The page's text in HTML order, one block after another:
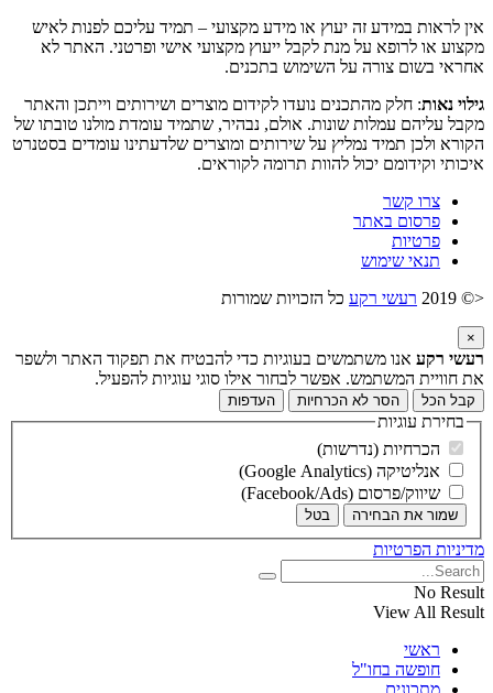
אין לראות במידע זה יעוץ או מידע מקצועי – תמיד עליכם לפנות לאיש
מקצוע או לרופא על מנת לקבל ייעוץ מקצועי אישי ופרטני. האתר לא
אחראי בשום צורה על השימוש בתכנים.
גילוי נאות: חלק מהתכנים נועדו לקידום מוצרים ושירותים וייתכן והאתר
מקבל עליהם עמלות שונות. אולם, נבהיר, שתמיד עומדת מולנו טובתו של
הקורא ולכן תמיד נמליץ על שירותים ומוצרים שלדעתינו עומדים בסטנרט
איכותי וקידומם יכול להוות תרומה לקוראים.
צרו קשר
פרסום באתר
פרטיות
תנאי שימוש
<© 2019
רעשי רקע כל הזכויות שמורות
×
רעשי רקע אנו משתמשים בעוגיות כדי להבטיח את תפקוד האתר ולשפר
את חוויית המשתמש. אפשר לבחור אילו סוגי עוגיות להפעיל.
קבל הכל הסר לא הכרחיות העדפות
בחירת עוגיות
הכרחיות (נדרשות)
אנליטיקה (Google Analytics)
שיווק/פרסום (Facebook/Ads)
שמור את הבחירה בטל
מדיניות הפרטיות
No Result
View All Result
ראשי
חופשה בחו"ל